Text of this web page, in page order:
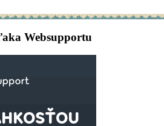
Websupportu